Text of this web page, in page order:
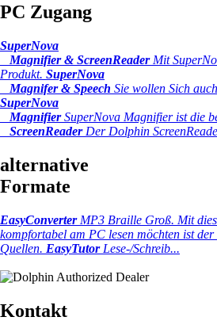
PC Zugang
SuperNova
Magnifier & ScreenReaderMit
Produkt. SuperNova
Magnifer & Speech Sie wollen Sich
SuperNova
MagnifierSuperNova Magnifier ist die
ScreenReaderDer Dolphin
alternative
Formate
EasyConverterMP3 Braille Groß. Mit
kompfortabel am PC lesen möchten ist
Quellen. EasyTutorLese-/Schreib...
Kontakt